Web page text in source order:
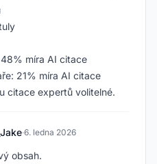
míra AI citace
21% míra AI citace
citace expertů volitelné.
·6. ledna 2026
obsah.